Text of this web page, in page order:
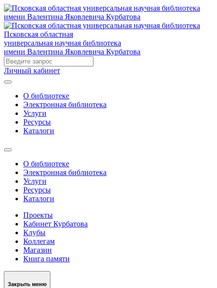
Псковская областная
универсальная научная библиотека
имени Валентина Яковлевича Курбатова
Личный кабинет
О библиотеке
Электронная библиотека
Услуги
Ресурсы
Каталоги
О библиотеке
Электронная библиотека
Услуги
Ресурсы
Каталоги
Проекты
Кабинет Курбатова
Клубы
Коллегам
Магазин
Книга памяти
Закрыть меню